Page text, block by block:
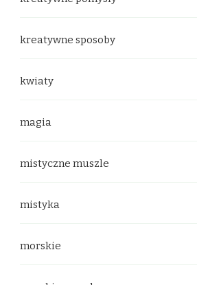
kreatywne sposoby
kwiaty
magia
mistyczne muszle
mistyka
morskie